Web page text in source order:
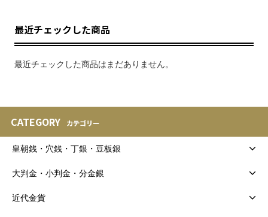
最近チェックした商品
最近チェックした商品はまだありません。
CATEGORY カテゴリー
皇朝銭・穴銭・丁銀・豆板銀
大判金・小判金・分金銀
近代金貨